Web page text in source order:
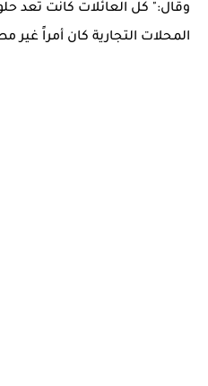
وقال:" كل العائلات كانت تعد
المحلات التجارية كان أمراً غير